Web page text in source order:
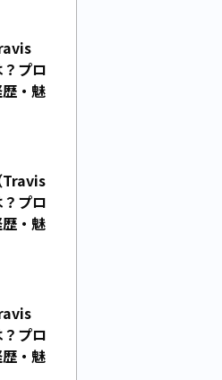
プロ
・魅
Travis
プロ
・魅
プロ
・魅